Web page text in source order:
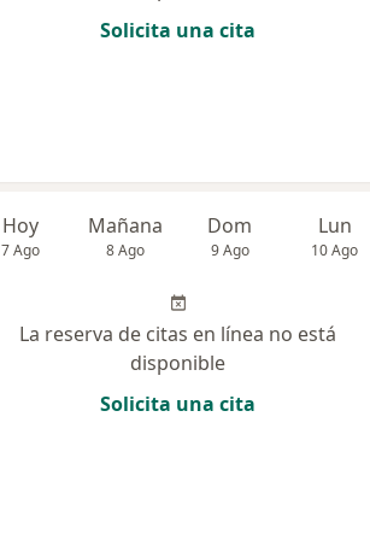
Solicita una cita
Hoy
7 Ago
Mañana
8 Ago
Dom
9 Ago
Lun
10 Ago
La reserva de citas en línea no está
disponible
Solicita una cita